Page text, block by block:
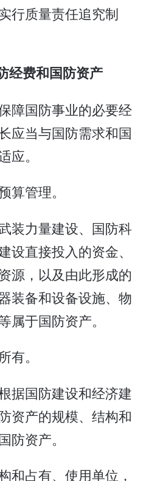
行质量责任追究制
费和国防资产
障国防事业的必要经
应当与国防需求和国
应。
算管理。
装力量建设、国防科
设直接投入的资金、
源，以及由此形成的
装备和设备设施、物
属于国防资产。
有。
据国防建设和经济建
资产的规模、结构和
防资产。
和占有、使用单位，